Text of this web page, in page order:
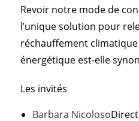
Revoir notre mode de
l’unique solution pour
réchauffement climatique
énergétique est-elle
Les invités
Barbara Nicoloso